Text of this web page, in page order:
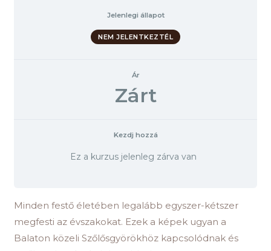
Jelenlegi állapot
NEM JELENTKEZTÉL
Ár
Zárt
Kezdj hozzá
Ez a kurzus jelenleg zárva van
Minden festő életében legalább egyszer-kétszer
megfesti az évszakokat. Ezek a képek ugyan a
Balaton közeli Szőlősgyörökhöz kapcsolódnak és